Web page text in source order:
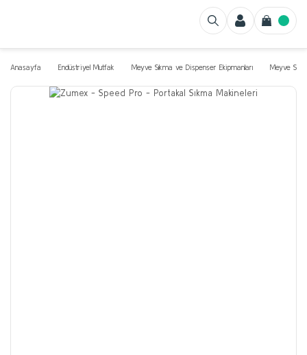
Anasayfa Endüstriyel Mutfak Meyve Sıkma ve Dispenser Ekipmanları Meyve